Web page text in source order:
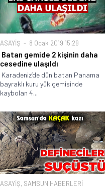
ASAYİŞ 8 Ocak 2019 15:29
Batan gemide 2 kişinin daha
cesedine ulaşıldı
Karadeniz’de dün batan Panama
bayraklı kuru yük gemisinde
kaybolan 4...
ASAYİŞ, SAMSUN HABERLERİ